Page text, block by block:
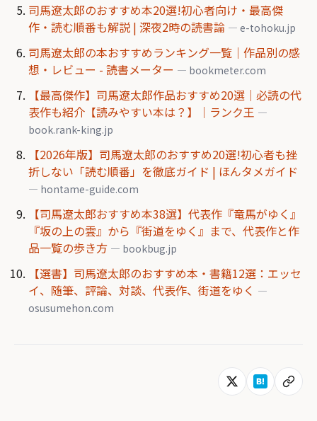
司馬遼太郎のおすすめ本20選!初心者向け・最高傑
作・読む順番も解説 | 深夜2時の読書論 — e-tohoku.jp
司馬遼太郎の本おすすめランキング一覧｜作品別の感
想・レビュー - 読書メーター — bookmeter.com
【最高傑作】司馬遼太郎作品おすすめ20選｜必読の代
表作も紹介【読みやすい本は？】｜ランク王 —
book.rank-king.jp
【2026年版】司馬遼太郎のおすすめ20選!初心者も挫
折しない「読む順番」を徹底ガイド | ほんタメガイド
— hontame-guide.com
【司馬遼太郎おすすめ本38選】代表作『竜馬がゆく』
『坂の上の雲』から『街道をゆく』まで、代表作と作
品一覧の歩き方 — bookbug.jp
【選書】司馬遼太郎のおすすめ本・書籍12選：エッセ
イ、随筆、評論、対談、代表作、街道をゆく —
osusumehon.com